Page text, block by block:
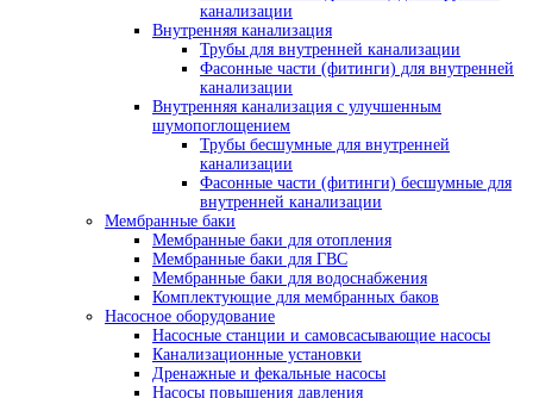
канализации
Внутренняя канализация
Трубы для внутренней канализации
Фасонные части (фитинги) для внутренней
канализации
Внутренняя канализация с улучшенным
шумопоглощением
Трубы бесшумные для внутренней
канализации
Фасонные части (фитинги) бесшумные для
внутренней канализации
Мембранные баки
Мембранные баки для отопления
Мембранные баки для ГВС
Мембранные баки для водоснабжения
Комплектующие для мембранных баков
Насосное оборудование
Насосные станции и самовсасывающие насосы
Канализационные установки
Дренажные и фекальные насосы
Насосы повышения давления